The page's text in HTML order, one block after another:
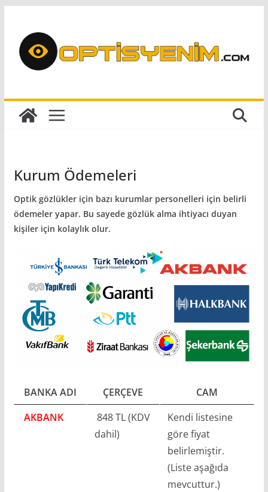
content
Kurum Ödemeleri
Optik gözlükler için bazı kurumlar personelleri için belirli
ödemeler yapar. Bu sayede gözlük alma ihtiyacı duyan
kişiler için kolaylık olur.
BANKA ADI ÇERÇEVE
CAM
AKBANK
848 TL (KDV
dahil)
Kendi listesine
göre fiyat
belirlemiştir.
(Liste aşağıda
mevcuttur.)